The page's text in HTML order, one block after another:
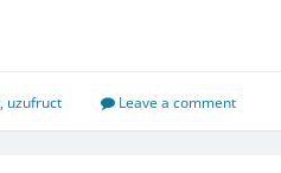
, uzufruct Leave a comment